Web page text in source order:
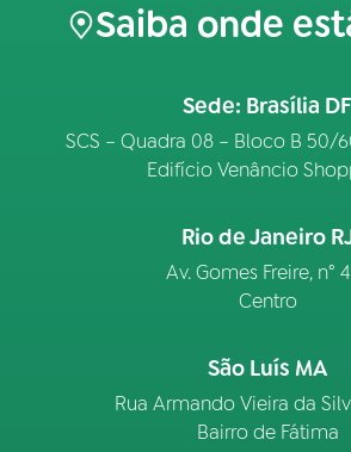
Saiba onde
Sede: Brasília DF
SCS – Quadra 08 – Bloco B 50/
Edifício Venâncio
Rio de Janeiro
Av. Gomes Freire, n°
Centro
São Luís MA
Rua Armando Vieira da
Bairro de Fátima